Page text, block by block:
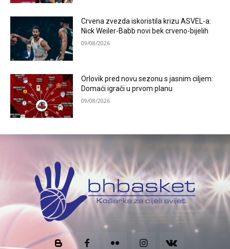
Crvena zvezda iskoristila krizu ASVEL-a:
Nick Weiler-Babb novi bek crveno-bijelih
09/08/2026
Orlovik pred novu sezonu s jasnim ciljem:
Domaći igrači u prvom planu
09/08/2026